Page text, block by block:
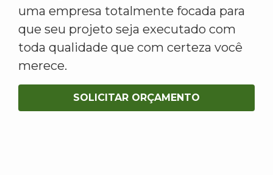
uma empresa totalmente focada para
que seu projeto seja executado com
toda qualidade que com certeza você
merece.
SOLICITAR ORÇAMENTO